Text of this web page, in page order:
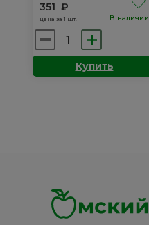
351 ₽
цена за 1 шт. В наличии
Количество
товара
Купить